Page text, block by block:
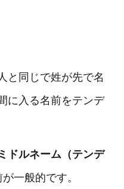
と同じで姓が先で名
に入る名前をテンデ
ドルネーム（テンデ
一般的です。